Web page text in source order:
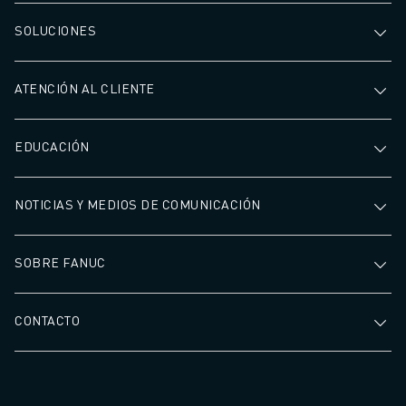
SOLUCIONES
ATENCIÓN AL CLIENTE
EDUCACIÓN
NOTICIAS Y MEDIOS DE COMUNICACIÓN
SOBRE FANUC
CONTACTO